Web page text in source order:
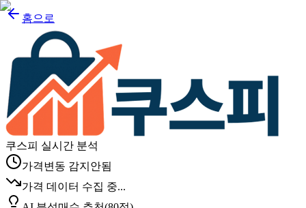
홈으로
쿠스피 실시간 분석
가격변동 감지안됨
가격 데이터 수집 중...